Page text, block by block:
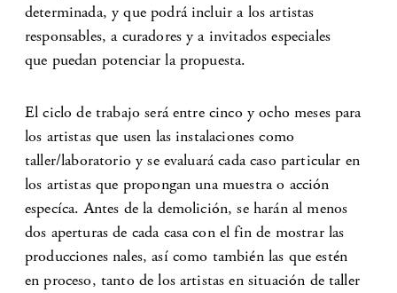
determinada, y que podrá incluir a los artistas
responsables, a curadores y a invitados especiales
que puedan potenciar la propuesta.
El ciclo de trabajo será entre cinco y ocho meses para
los artistas que usen las instalaciones como
taller/laboratorio y se evaluará cada caso particular en
los artistas que propongan una muestra o acción
especíca. Antes de la demolición, se harán al menos
dos aperturas de cada casa con el fin de mostrar las
producciones nales, así como también las que estén
en proceso, tanto de los artistas en situación de taller